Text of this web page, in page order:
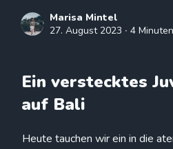
Marisa Mintel
27. August 2023 ∙ 4
Ein verstecktes
auf Bali
Heute tauchen wir ein in die